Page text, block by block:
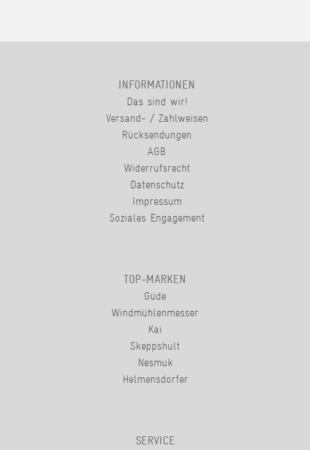
INFORMATIONEN
Das sind wir!
Versand- / Zahlweisen
Rücksendungen
AGB
Widerrufsrecht
Datenschutz
Impressum
Soziales Engagement
TOP-MARKEN
Güde
Windmühlenmesser
Kai
Skeppshult
Nesmuk
Helmensdorfer
SERVICE